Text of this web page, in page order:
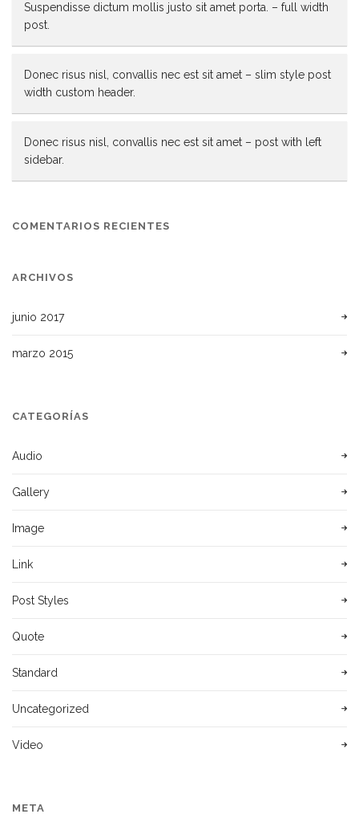
Suspendisse dictum mollis justo sit amet porta. – full width
post.
Donec risus nisl, convallis nec est sit amet – slim style post
width custom header.
Donec risus nisl, convallis nec est sit amet – post with left
sidebar.
COMENTARIOS RECIENTES
ARCHIVOS
junio 2017
marzo 2015
CATEGORÍAS
Audio
Gallery
Image
Link
Post Styles
Quote
Standard
Uncategorized
Video
META